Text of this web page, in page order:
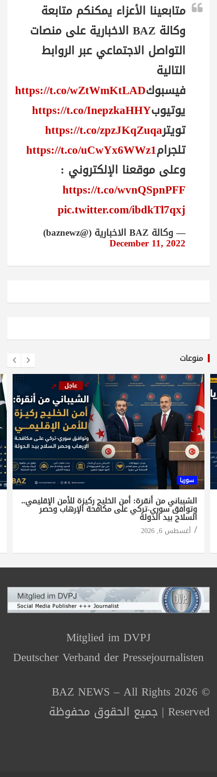
متابعينا الأعزاء يمكنكم متابعة
وكالة BAZ الاخبارية على منصات
التواصل الاجتماعي عبر الروابط
التالية
فيسبوكhttps://t.co/wZtWmKtLAD
يوتيوبhttps://t.co/InepzkaHHY
تويترhttps://t.co/zpzJKqZuqa
تلجرامhttps://t.co/uCwYx6WWz1
وعلى موقعنا الإلكتروني :
https://t.co/wvnQSpnPFF
pic.twitter.com/ibdkTl7qxj
— وكالة BAZ الاخبارية (@baznewz)
December 11, 2022
منوعات
سوريا
الشيباني من أنقرة: أمن الخليج ركيزة للأمن الإقليمي..
وتوافق سوري-تركي على مكافحة الإرهاب وحصر
السلاح بيد الدولة
أغسطس 6, 2026
Mitglied im DVPJ
Deutscher Verband der Pressejournalisten
© 2026 BAZ NEWS – All Rights
Reserved | جميع الحقوق محفوظة